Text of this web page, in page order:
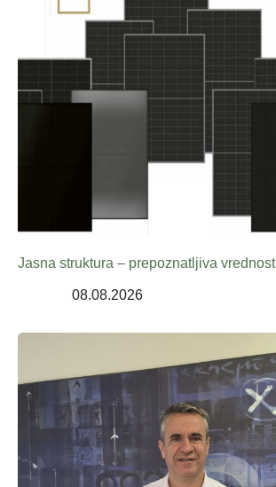
Jasna struktura – prepoznatljiva vrednost
08.08.2026